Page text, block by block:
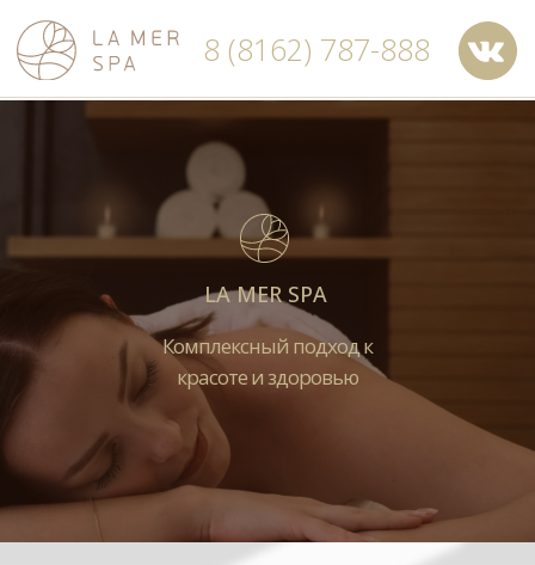
8 (8162) 787-888
LA MER SPA
Комплексный подход к
красоте и здоровью